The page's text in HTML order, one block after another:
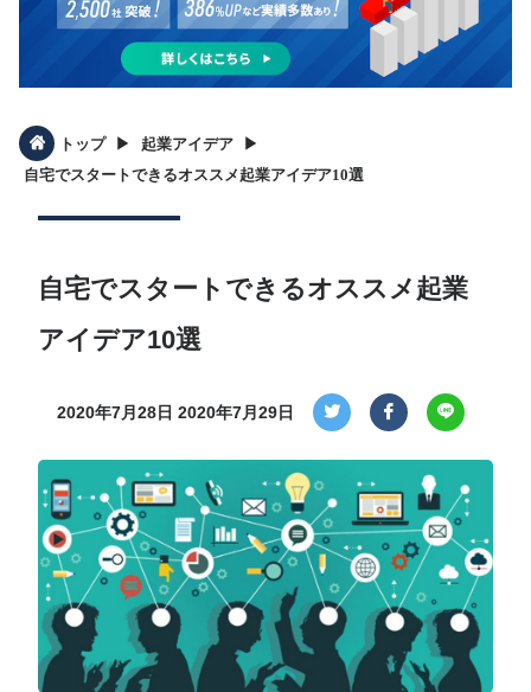
トップ ▶︎ 起業アイデア ▶︎
自宅でスタートできるオススメ起業アイデア10選
自宅でスタートできるオススメ起業
アイデア10選
2020年7月28日 2020年7月29日